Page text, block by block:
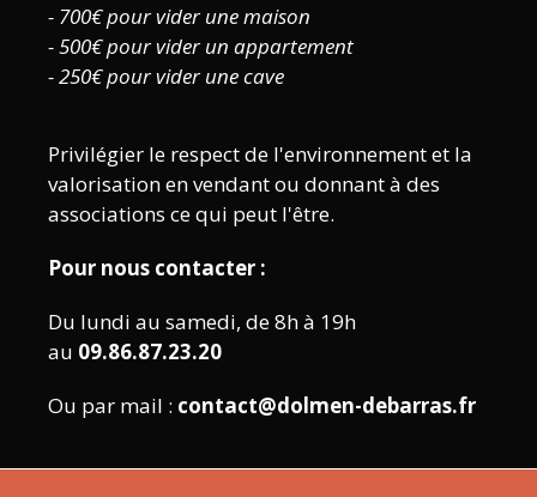
- 700€ pour vider une maison
- 500€ pour vider un appartement
- 250€ pour vider une cave
Privilégier le respect de l'environnement et la
valorisation en vendant ou donnant à des
associations ce qui peut l'être.
Pour nous contacter :
Du lundi au samedi, de 8h à 19h
au 09.86.87.23.20
Ou par mail : contact@dolmen-debarras.fr